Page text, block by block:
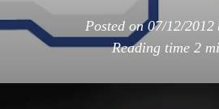
Posted on07/12/2012
Reading time 2